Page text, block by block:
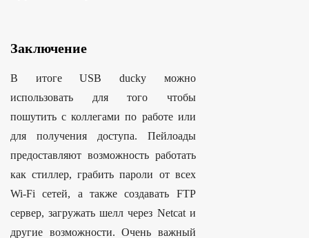
Заключение
В итоге USB ducky можно
использовать для того чтобы
пошутить с коллегами по работе или
для получения доступа. Пейлоады
предоставляют возможность работать
как стиллер, грабить пароли от всех
Wi-Fi сетей, а также создавать FTP
сервер, загружать шелл через Netcat и
другие возможности. Очень важный